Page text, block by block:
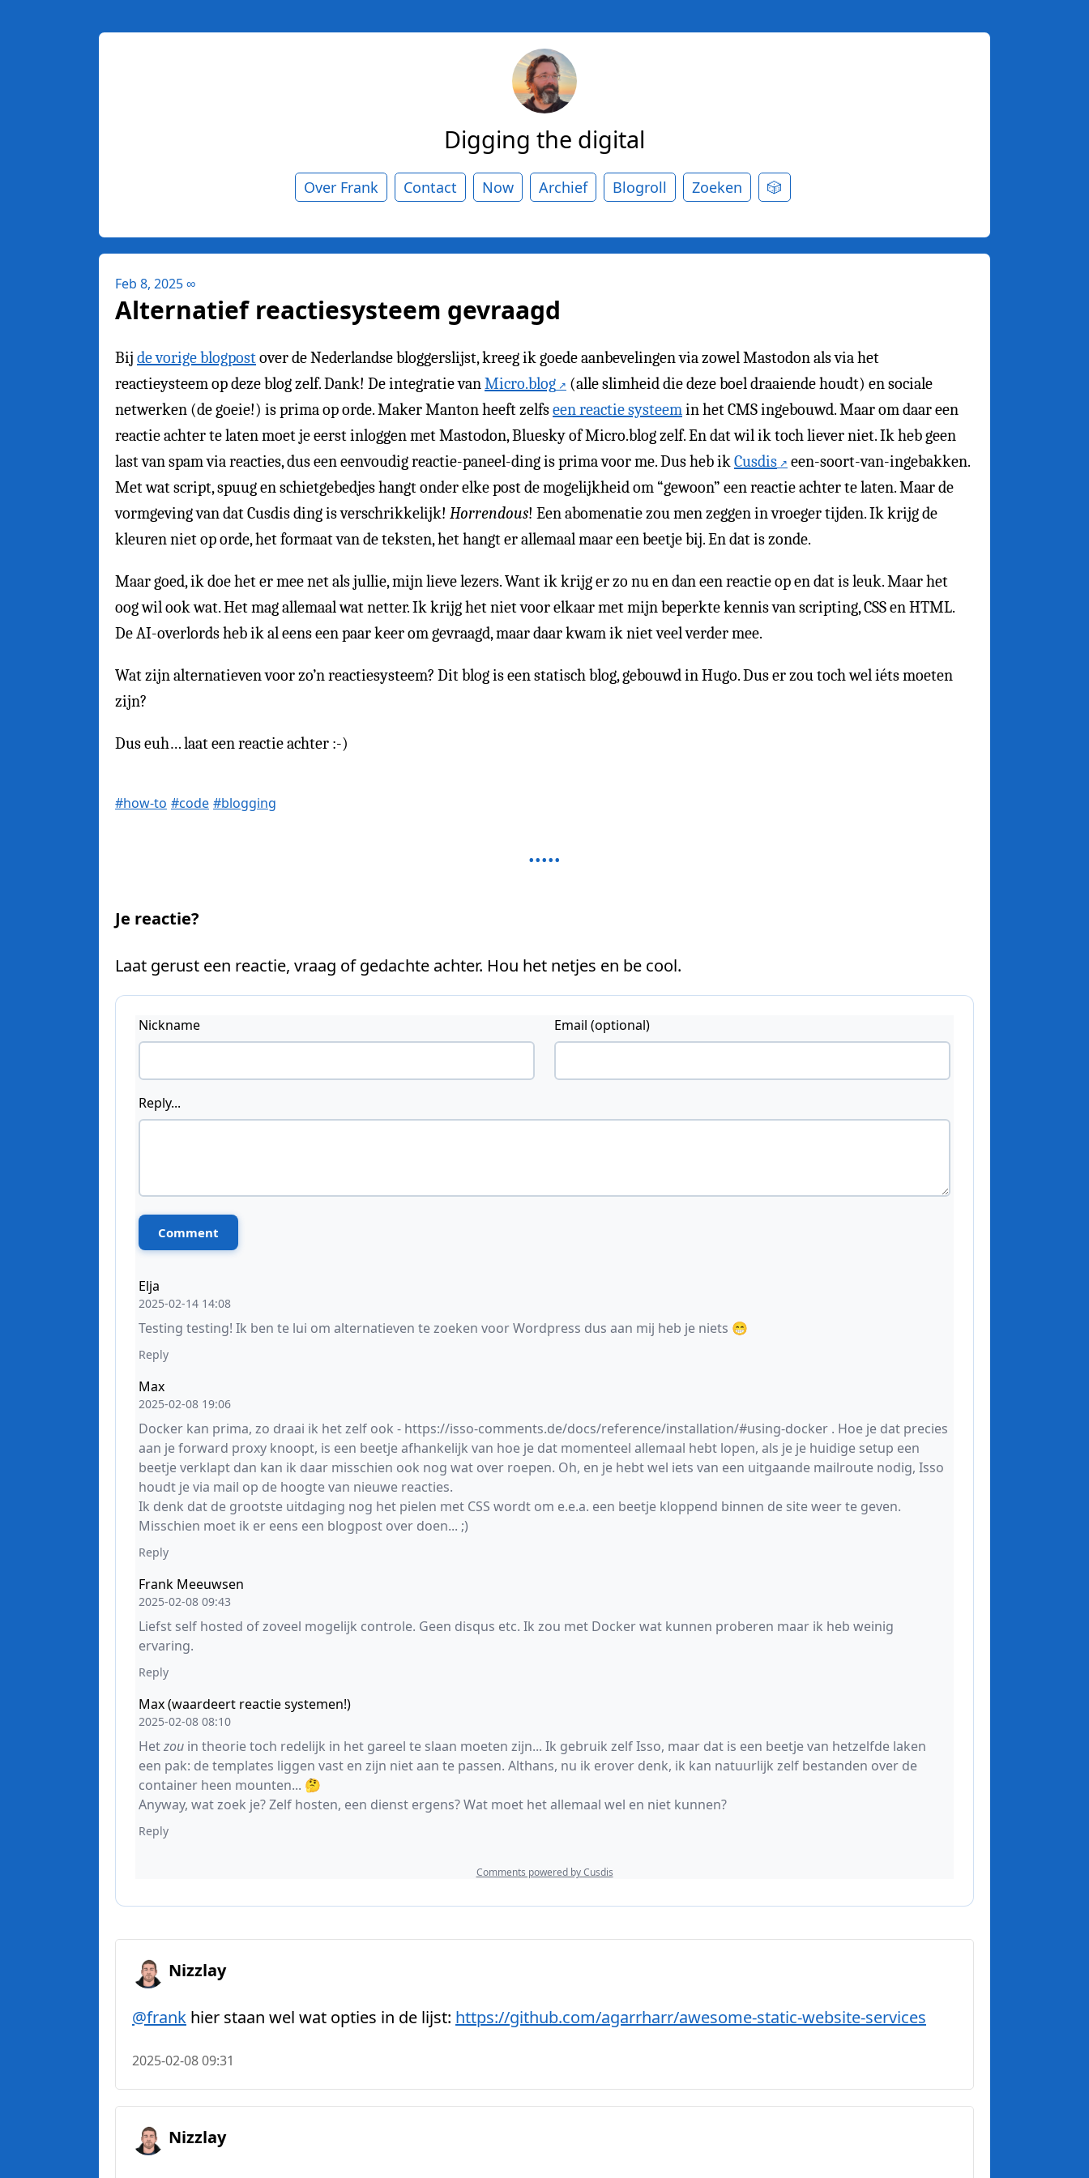
Digging the digital
Over Frank Contact Now Archief Blogroll Zoeken 🎲
Feb 8, 2025∞
Alternatief reactiesysteem gevraagd
Bij de vorige blogpostover de Nederlandse bloggerslijst, kreeg ik goede aanbevelingen via zowel Mastodon als via het
reactieysteem op deze blog zelf. Dank! De integratie vanMicro.blog
(alle slimheid die deze boel draaiende houdt) en sociale
netwerken (de goeie!) is prima op orde. Maker Manton heeft zelfseen reactie systeemin het CMS ingebouwd. Maar om daar een
reactie achter te laten moet je eerst inloggen met Mastodon, Bluesky of Micro.blog zelf. En dat wil ik toch liever niet. Ik heb geen
last van spam via reacties, dus een eenvoudig reactie-paneel-ding is prima voor me. Dus heb ikCusdis
een-soort-van-ingebakken.
Met wat script, spuug en schietgebedjes hangt onder elke post de mogelijkheid om “gewoon” een reactie achter te laten. Maar de
vormgeving van dat Cusdis ding is verschrikkelijk! Horrendous! Een abomenatie zou men zeggen in vroeger tijden. Ik krijg de
kleuren niet op orde, het formaat van de teksten, het hangt er allemaal maar een beetje bij. En dat is zonde.
Maar goed, ik doe het er mee net als jullie, mijn lieve lezers. Want ik krijg er zo nu en dan een reactie op en dat is leuk. Maar het
oog wil ook wat. Het mag allemaal wat netter. Ik krijg het niet voor elkaar met mijn beperkte kennis van scripting, CSS en HTML.
De AI-overlords heb ik al eens een paar keer om gevraagd, maar daar kwam ik niet veel verder mee.
Wat zijn alternatieven voor zo’n reactiesysteem? Dit blog is een statisch blog, gebouwd in Hugo. Dus er zou toch wel iéts moeten
zijn?
Dus euh… laat een reactie achter :-)
#how-to #code #blogging
Je reactie?
Laat gerust een reactie, vraag of gedachte achter. Hou het netjes en be cool.
Nizzlay
@frank hier staan wel wat opties in de lijst: https://github.com/agarrharr/awesome-static-website-services
2025-02-08 09:31
Nizzlay